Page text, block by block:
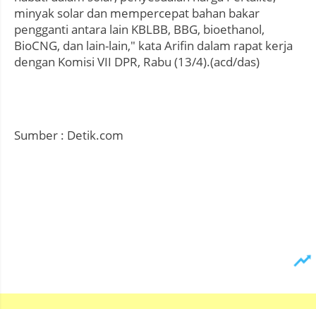
minyak solar dan mempercepat bahan bakar
pengganti antara lain KBLBB, BBG, bioethanol,
BioCNG, dan lain-lain," kata Arifin dalam rapat kerja
dengan Komisi VII DPR, Rabu (13/4).(acd/das)
Sumber : Detik.com